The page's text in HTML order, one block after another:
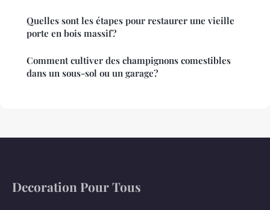
Quelles sont les étapes pour restaurer une vieille
porte en bois massif?
Comment cultiver des champignons comestibles
dans un sous-sol ou un garage?
Decoration Pour Tous